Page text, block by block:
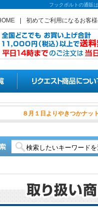
フックボルトの通販
初めてご利用になるお客
８月１日よ